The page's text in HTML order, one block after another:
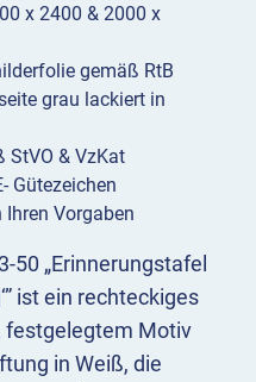
50 „Erinnerungstafel
ist ein rechteckiges
festgelegtem Motiv
in Weiß, die
x 2400 & 2000 x
gemäß RtB
grau lackiert in
StVO & VzKat
Gütezeichen
Vorgaben